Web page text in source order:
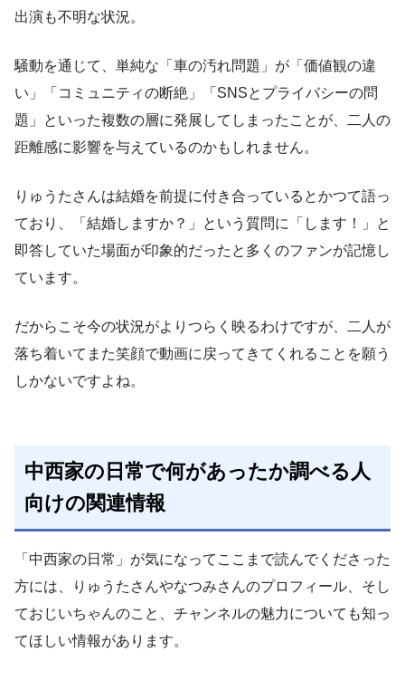
出演も不明な状況。
騒動を通じて、単純な「車の汚れ問題」が「価値観の違
い」「コミュニティの断絶」「SNSとプライバシーの問
題」といった複数の層に発展してしまったことが、二人の
距離感に影響を与えているのかもしれません。
りゅうたさんは結婚を前提に付き合っているとかつて語っ
ており、「結婚しますか？」という質問に「します！」と
即答していた場面が印象的だったと多くのファンが記憶し
ています。
だからこそ今の状況がよりつらく映るわけですが、二人が
落ち着いてまた笑顔で動画に戻ってきてくれることを願う
しかないですよね。
中西家の日常で何があったか調べる人
向けの関連情報
「中西家の日常」が気になってここまで読んでくださった
方には、りゅうたさんやなつみさんのプロフィール、そし
ておじいちゃんのこと、チャンネルの魅力についても知っ
てほしい情報があります。